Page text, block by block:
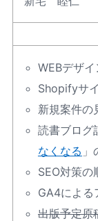
WEBデザ
Shopifyサ
新規案件の
読書ブログ
なくなる
SEO対策
GA4による
出版予定原